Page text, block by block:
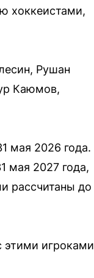
хоккеистами,
Рушан
Каюмов,
мая 2026 года.
мая 2027 года,
рассчитаны до
этими игроками